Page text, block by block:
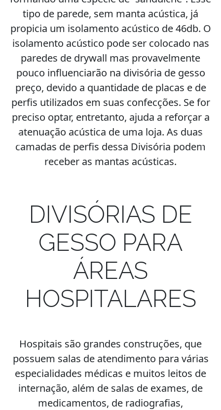
Previous Next
tipo de parede, sem manta acústica, já
propicia um isolamento acústico de 46db. O
isolamento acústico pode ser colocado nas
paredes de drywall mas provavelmente
pouco influenciarão na divisória de gesso
preço, devido a quantidade de placas e de
perfis utilizados em suas confecções. Se for
preciso optar, entretanto, ajuda a reforçar a
atenuação acústica de uma loja. As duas
camadas de perfis dessa Divisória podem
receber as mantas acústicas.
DIVISÓRIAS DE
GESSO PARA
ÁREAS
HOSPITALARES
Hospitais são grandes construções, que
possuem salas de atendimento para várias
especialidades médicas e muitos leitos de
internação, além de salas de exames, de
medicamentos, de radiografias,